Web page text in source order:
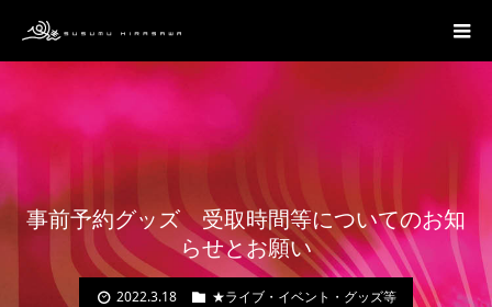
事前予約グッズ 受取時間等についてのお知
らせとお願い
2022.3.18 ★ライブ・イベント・グッズ等